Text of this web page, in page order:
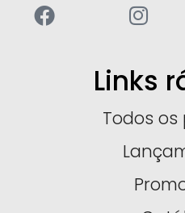
Links
Todos